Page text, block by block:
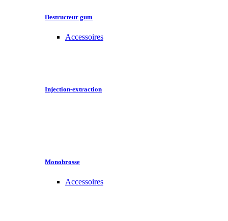
Destructeur gum
Accessoires
Injection-extraction
Monobrosse
Accessoires